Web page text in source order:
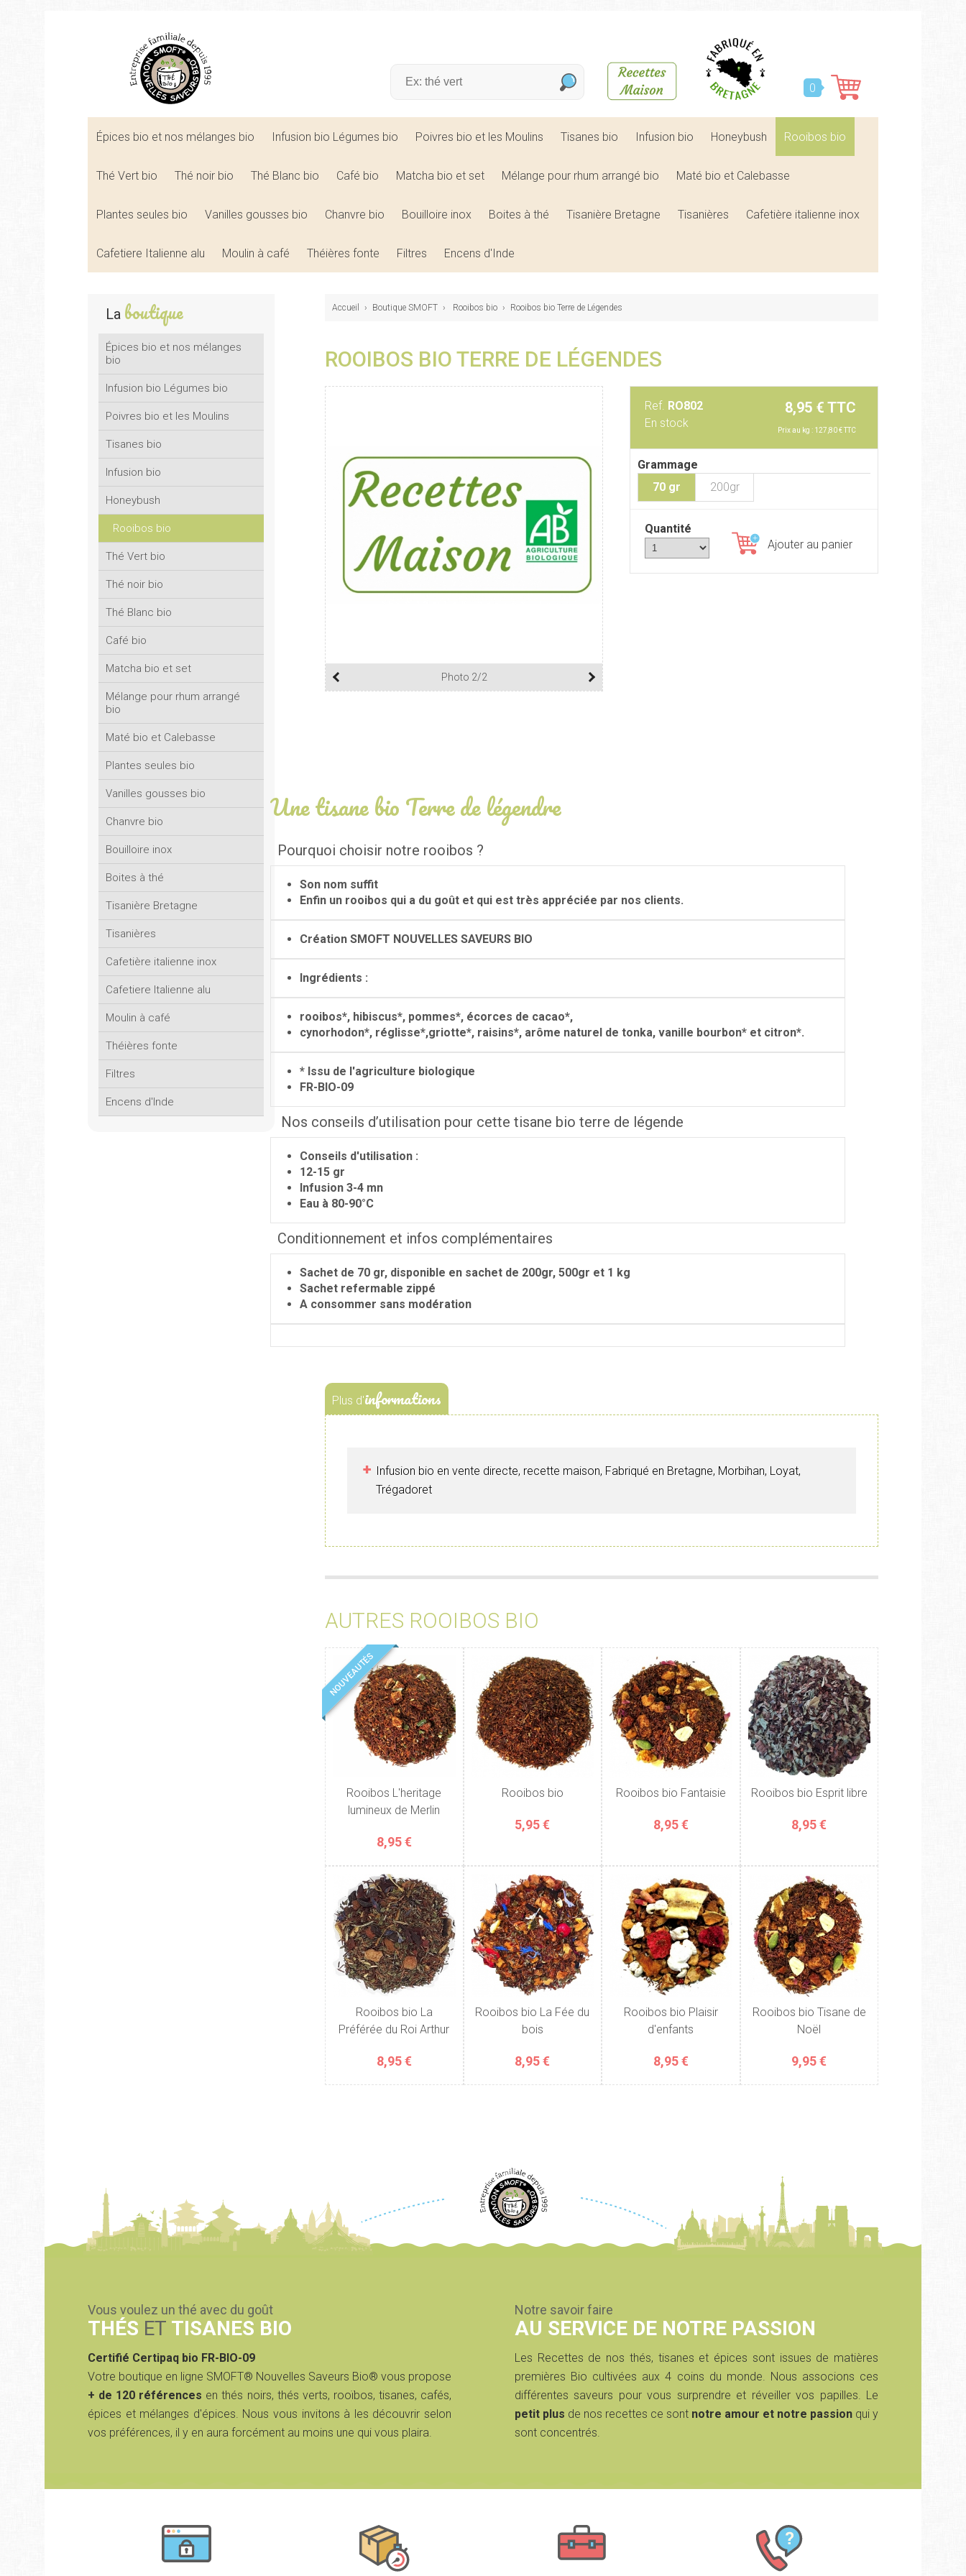
0
Épices bio et nos mélanges bio Infusion bio Légumes bio Poivres bio et les Moulins Tisanes bio Infusion bio Honeybush Rooibos bio
Thé Vert bio Thé noir bio Thé Blanc bio Café bio Matcha bio et set Mélange pour rhum arrangé bio Maté bio et Calebasse
Plantes seules bio Vanilles gousses bio Chanvre bio Bouilloire inox Boites à thé Tisanière Bretagne Tisanières Cafetière italienne inox
Cafetiere Italienne alu Moulin à café Théières fonte Filtres Encens d'Inde
Accueil › Boutique SMOFT › Rooibos bio › Rooibos bio Terre de Légendes
ROOIBOS BIO TERRE DE LÉGENDES
Photo 2/2
Ref. RO802
En stock
8,95 € TTC
Prix au kg : 127,80 € TTC
Grammage
70 gr
200gr
Quantité
Ajouter au panier
Une tisane bio Terre de légendre
Pourquoi choisir notre rooibos ?
Son nom suffit
Enfin un rooibos qui a du goût et qui est très appréciée par nos clients.
Création SMOFT NOUVELLES SAVEURS BIO
Ingrédients :
rooibos*,hibiscus*, pommes*, écorces de cacao*,
cynorhodon*, réglisse*,griotte*, raisins*, arôme naturel de tonka, vanille bourbon* et citron*.
* Issu de l'agriculture biologique
FR-BIO-09
Nos conseils d’utilisation pour cette tisane bio terre de légende
Conseils d'utilisation :
12-15 gr
Infusion 3-4 mn
Eau à 80-90°C
Conditionnement et infos complémentaires
Sachet de 70 gr, disponible en sachet de 200gr, 500gr et 1 kg
Sachet refermable zippé
A consommer sans modération
Plus d'informations
Infusion bio en vente directe, recette maison, Fabriqué en Bretagne, Morbihan, Loyat,
Trégadoret
AUTRES ROOIBOS BIO
NOUVEAUTÉS
Rooibos L'heritage
lumineux de Merlin
8,95 €
Rooibos bio
5,95 €
Rooibos bio Fantaisie
8,95 €
Rooibos bio Esprit libre
8,95 €
Rooibos bio La
Préférée du Roi Arthur
8,95 €
Rooibos bio La Fée du
bois
8,95 €
Rooibos bio Plaisir
d'enfants
8,95 €
Rooibos bio Tisane de
Noël
9,95 €
La boutique
Épices bio et nos mélanges
bio
Infusion bio Légumes bio
Poivres bio et les Moulins
Tisanes bio
Infusion bio
Honeybush
Rooibos bio
Thé Vert bio
Thé noir bio
Thé Blanc bio
Café bio
Matcha bio et set
Mélange pour rhum arrangé
bio
Maté bio et Calebasse
Plantes seules bio
Vanilles gousses bio
Chanvre bio
Bouilloire inox
Boites à thé
Tisanière Bretagne
Tisanières
Cafetière italienne inox
Cafetiere Italienne alu
Moulin à café
Théières fonte
Filtres
Encens d'Inde
Vous voulez un thé avec du goût
THÉS ET TISANES BIO
Certifié Certipaq bio FR-BIO-09
Votre boutique en ligne SMOFT® Nouvelles Saveurs Bio® vous propose
+ de 120 références en thés noirs, thés verts, rooïbos, tisanes, cafés,
épices et mélanges d'épices. Nous vous invitons à les découvrir selon
vos préférences, il y en aura forcément au moins une qui vous plaira.
Notre savoir faire
AU SERVICE DE NOTRE PASSION
Les Recettes de nos thés, tisanes et épices sont issues de matières
premières Bio cultivées aux 4 coins du monde. Nous associons ces
différentes saveurs pour vous surprendre et réveiller vos papilles. Le
petit plus de nos recettes ce sont notre amour et notre passion qui y
sont concentrés.